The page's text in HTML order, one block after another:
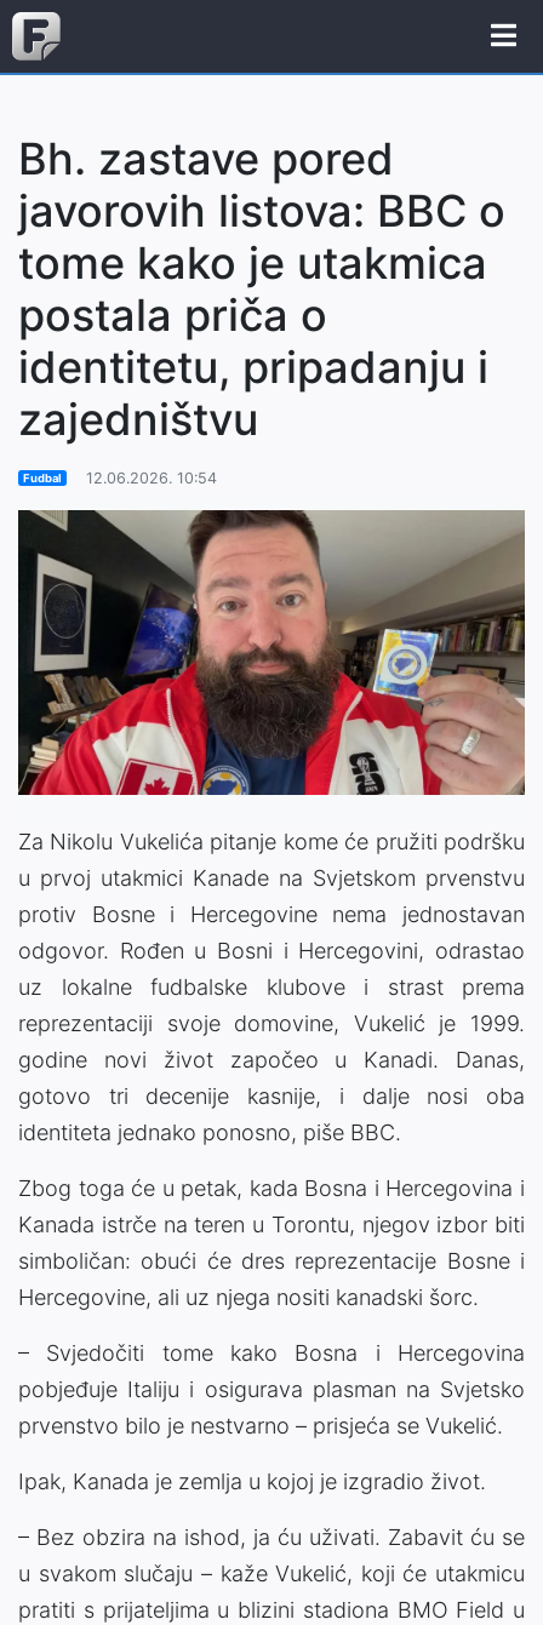
Bh. zastave pored
javorovih listova: BBC o
tome kako je utakmica
postala priča o
identitetu, pripadanju i
zajedništvu
Fudbal 12.06.2026. 10:54
Za Nikolu Vukelića pitanje kome će pružiti podršku
u prvoj utakmici Kanade na Svjetskom prvenstvu
protiv Bosne i Hercegovine nema jednostavan
odgovor. Rođen u Bosni i Hercegovini, odrastao
uz lokalne fudbalske klubove i strast prema
reprezentaciji svoje domovine, Vukelić je 1999.
godine novi život započeo u Kanadi. Danas,
gotovo tri decenije kasnije, i dalje nosi oba
identiteta jednako ponosno, piše BBC.
Zbog toga će u petak, kada Bosna i Hercegovina i
Kanada istrče na teren u Torontu, njegov izbor biti
simboličan: obući će dres reprezentacije Bosne i
Hercegovine, ali uz njega nositi kanadski šorc.
– Svjedočiti tome kako Bosna i Hercegovina
pobjeđuje Italiju i osigurava plasman na Svjetsko
prvenstvo bilo je nestvarno – prisjeća se Vukelić.
Ipak, Kanada je zemlja u kojoj je izgradio život.
– Bez obzira na ishod, ja ću uživati. Zabavit ću se
u svakom slučaju – kaže Vukelić, koji će utakmicu
pratiti s prijateljima u blizini stadiona BMO Field u